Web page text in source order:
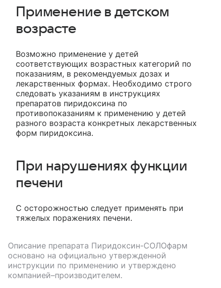
Применение в детском
возрасте
Возможно применение у детей
соответствующих возрастных категорий по
показаниям, в рекомендуемых дозах и
лекарственных формах. Необходимо строго
следовать указаниям в инструкциях
препаратов пиридоксина по
противопоказаниям к применению у детей
разного возраста конкретных лекарственных
форм пиридоксина.
При нарушениях функции
печени
С осторожностью следует применять при
тяжелых поражениях печени.
Описание препарата Пиридоксин-СОЛОфарм
основано на официально утвержденной
инструкции по применению и утверждено
компанией–производителем.